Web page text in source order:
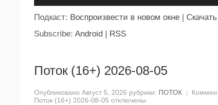
Подкаст: Воспроизвести в новом окне | Скачать
Subscribe: Android | RSS
Поток (16+) 2026-08-05
Опубликовано Август 5, 2026 рубрики: ПОТОК |
Поток (16+) 2026-08-05 отключены